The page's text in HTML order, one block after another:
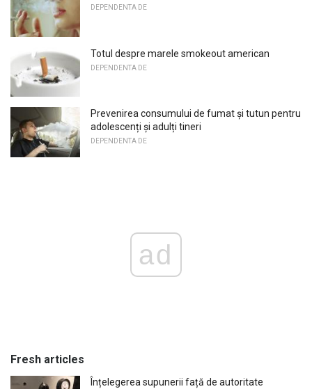
DEPENDENTA DE
Totul despre marele smokeout american
DEPENDENTA DE
Prevenirea consumului de fumat și tutun pentru
adolescenți și adulți tineri
DEPENDENTA DE
ad
Fresh articles
Înțelegerea supunerii față de autoritate